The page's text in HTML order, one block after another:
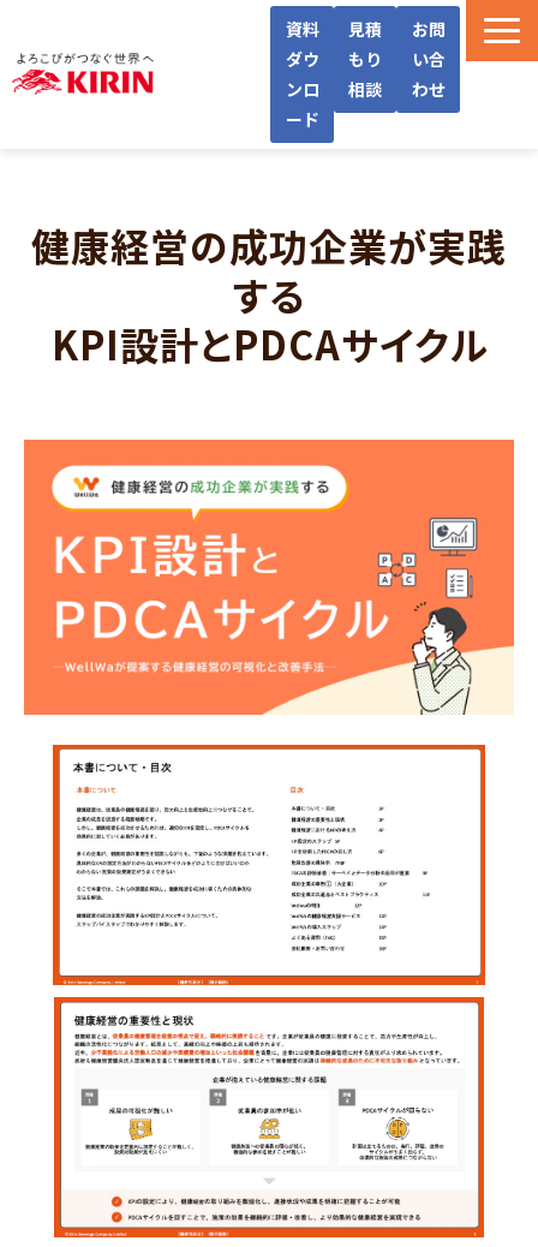
資料
ダウ
ンロ
ード
見積
もり
相談
お問
い合
わせ
導入フロー/料金
導入事例/インタビュー
よくあるご質問
健康経営の成功企業が実践
する
KPI設計とPDCAサイクル